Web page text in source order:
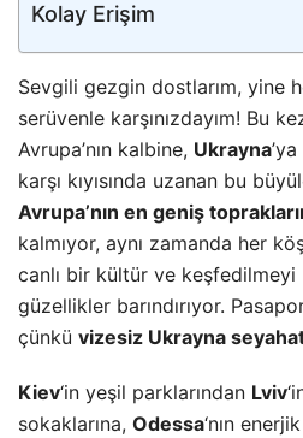
Kolay Erişim
Sevgili gezgin dostlarım, yine
serüvenle karşınızdayım! Bu
Avrupa’nın kalbine, Ukrayna
karşı kıyısında uzanan bu
Avrupa’nın en geniş
kalmıyor, aynı zamanda her
canlı bir kültür ve
güzellikler barındırıyor.
çünkü vizesiz Ukrayna
Kiev‘in yeşil parklarından Lviv
sokaklarına, Odessa‘nın